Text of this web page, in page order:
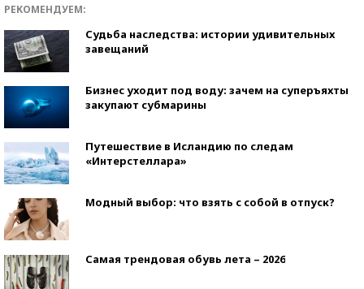
РЕКОМЕНДУЕМ:
Судьба наследства: истории удивительных
завещаний
Бизнес уходит под воду: зачем на суперъяхты
закупают субмарины
Путешествие в Исландию по следам
«Интерстеллара»
Модный выбор: что взять с собой в отпуск?
Самая трендовая обувь лета – 2026